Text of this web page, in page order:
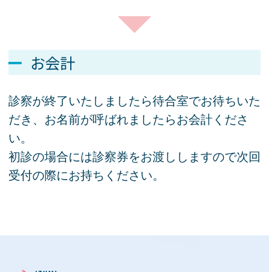
お会計
診察が終了いたしましたら待合室でお待ちいた
だき、お名前が呼ばれましたらお会計くださ
い。
初診の場合には診察券をお渡ししますので次回
受付の際にお持ちください。